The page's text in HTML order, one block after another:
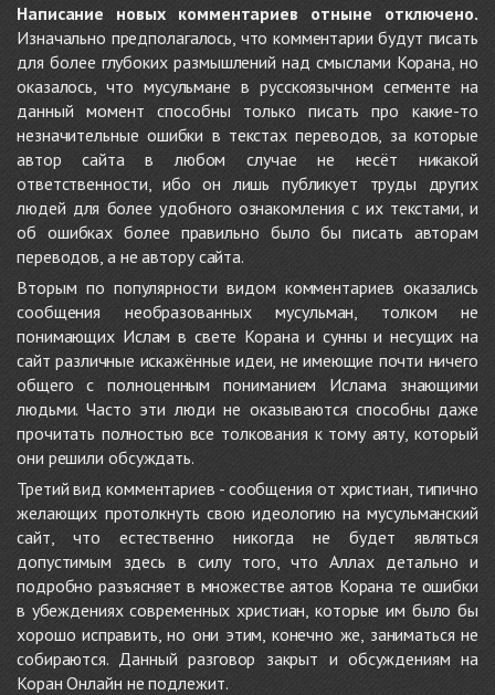
Написание новых комментариев отныне отключено.
Изначально предполагалось, что комментарии будут писать
для более глубоких размышлений над смыслами Корана, но
оказалось, что мусульмане в русскоязычном сегменте на
данный момент способны только писать про какие-то
незначительные ошибки в текстах переводов, за которые
автор сайта в любом случае не несёт никакой
ответственности, ибо он лишь публикует труды других
людей для более удобного ознакомления с их текстами, и
об ошибках более правильно было бы писать авторам
переводов, а не автору сайта.
Вторым по популярности видом комментариев оказались
сообщения необразованных мусульман, толком не
понимающих Ислам в свете Корана и сунны и несущих на
сайт различные искажённые идеи, не имеющие почти ничего
общего с полноценным пониманием Ислама знающими
людьми. Часто эти люди не оказываются способны даже
прочитать полностью все толкования к тому аяту, который
они решили обсуждать.
Третий вид комментариев - сообщения от христиан, типично
желающих протолкнуть свою идеологию на мусульманский
сайт, что естественно никогда не будет являться
допустимым здесь в силу того, что Аллах детально и
подробно разъясняет в множестве аятов Корана те ошибки
в убеждениях современных христиан, которые им было бы
хорошо исправить, но они этим, конечно же, заниматься не
собираются. Данный разговор закрыт и обсуждениям на
Коран Онлайн не подлежит.